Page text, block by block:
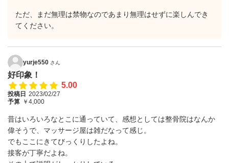
ただ、まだ無理は禁物なのであまり無理はせずに楽しんでき
てください。
yurje550 さん
好印象！
5.00
投稿日 2023/02/27
予算 ￥4,000
昔はいろいろなとこに通っていて、感想としては整骨院はなんか
偉そうで、マッサージ屋は雑だなって感じ。
でもここにきてびっくりしたよね。
接客が丁寧だよね。